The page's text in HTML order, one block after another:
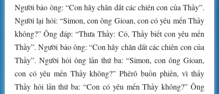
Người bảo ông: “Con hãy chăn dắt các chiên con của Thầy”.
Người lại hỏi: “Simon, con ông Gioan, con có yêu mến Thầy
không?” Ông đáp: “Thưa Thầy: Có, Thầy biết con yêu mến
Thầy”. Người bảo ông: “Con hãy chăn dắt các chiên con của
Thầy”. Người hỏi ông lần thứ ba: “Simon, con ông Gioan,
con có yêu mến Thầy không?” Phêrô buồn phiền, vì thấy
Thầy hỏi lần thứ ba: “Con có yêu mến Thầy không?” Ông